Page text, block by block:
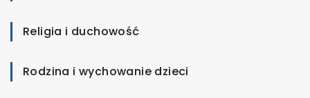
Religia i duchowość
Rodzina i wychowanie dzieci